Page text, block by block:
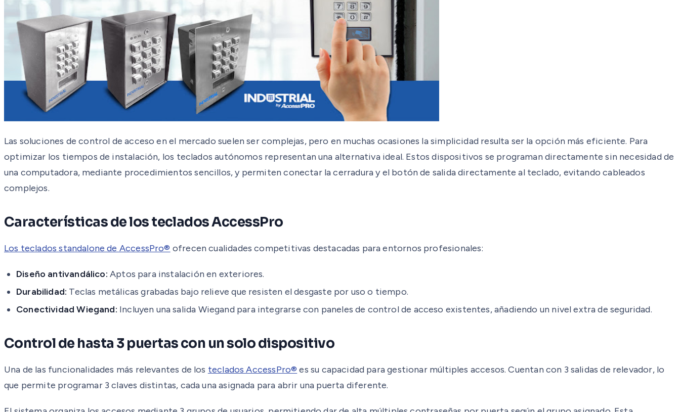
Las soluciones de control de acceso en el mercado suelen ser complejas, pero en muchas ocasiones la simplicidad resulta ser la opción más eficiente. Para
optimizar los tiempos de instalación, los teclados autónomos representan una alternativa ideal. Estos dispositivos se programan directamente sin necesidad de
una computadora, mediante procedimientos sencillos, y permiten conectar la cerradura y el botón de salida directamente al teclado, evitando cableados
complejos.
Características de los teclados AccessPro
Los teclados standalone de AccessPro® ofrecen cualidades competitivas destacadas para entornos profesionales:
Diseño antivandálico: Aptos para instalación en exteriores.
Durabilidad: Teclas metálicas grabadas bajo relieve que resisten el desgaste por uso o tiempo.
Conectividad Wiegand: Incluyen una salida Wiegand para integrarse con paneles de control de acceso existentes, añadiendo un nivel extra de seguridad.
Control de hasta 3 puertas con un solo dispositivo
Una de las funcionalidades más relevantes de los teclados AccessPro® es su capacidad para gestionar múltiples accesos. Cuentan con 3 salidas de relevador, lo
que permite programar 3 claves distintas, cada una asignada para abrir una puerta diferente.